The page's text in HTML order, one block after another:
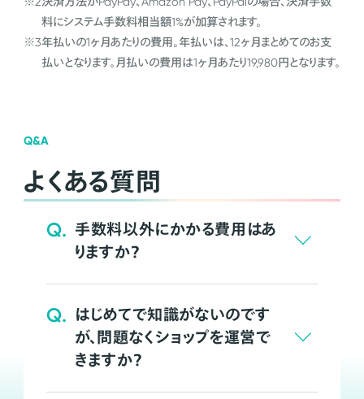
料にシステム手数料相当額1%が加算されます。
※3年払いの1ヶ月あたりの費用。年払いは、12ヶ月まとめてのお支
払いとなります。月払いの費用は1ヶ月あたり19,980円となります。
Q&A
よくある質問
Q. 手数料以外にかかる費用はあ
りますか？
Q. はじめてで知識がないのです
が、問題なくショップを運営で
きますか？